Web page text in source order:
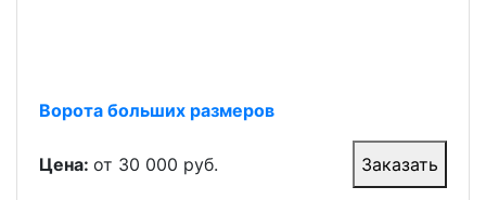
Ворота больших размеров
Цена: от 30 000 руб. Заказать